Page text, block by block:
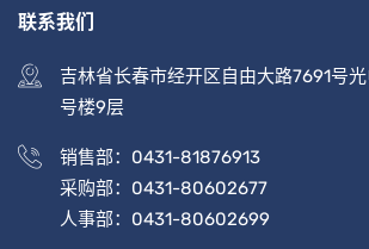
联系我们
吉林省长春市经开区自由大路7691号
号楼9层
销售部：0431-81876913
采购部：0431-80602677
人事部：0431-80602699